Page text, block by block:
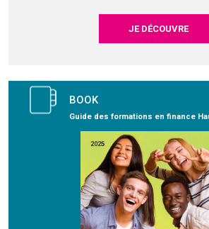
JE DÉCOUVRE
BOOK
Guide des formations en finance